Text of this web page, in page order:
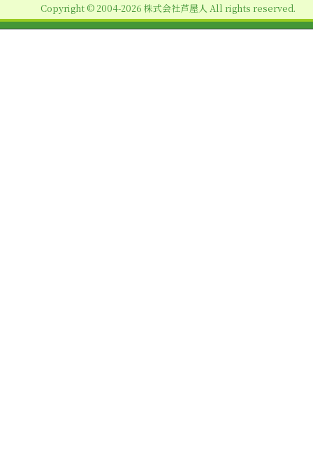
ン
Copyright © 2004-2026 株式会社芦屋人 All rights reserved.